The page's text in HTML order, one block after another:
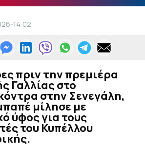
14:02
πριν την πρεμιέρα
Γαλλίας στο
στην Σενεγάλη,
μίλησε με
ύφος για τους
του Κυπέλλου